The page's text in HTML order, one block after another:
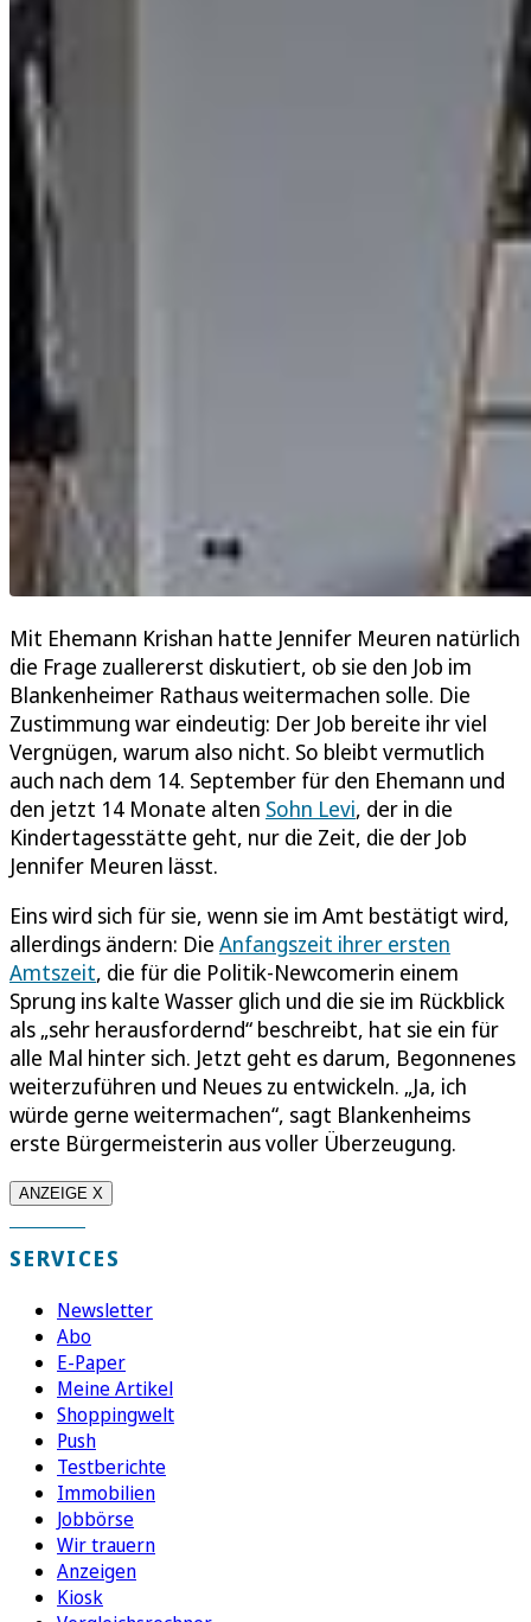
Mit Ehemann Krishan hatte Jennifer Meuren natürlich
die Frage zuallererst diskutiert, ob sie den Job im
Blankenheimer Rathaus weitermachen solle. Die
Zustimmung war eindeutig: Der Job bereite ihr viel
Vergnügen, warum also nicht. So bleibt vermutlich
auch nach dem 14. September für den Ehemann und
den jetzt 14 Monate alten Sohn Levi, der in die
Kindertagesstätte geht, nur die Zeit, die der Job
Jennifer Meuren lässt.
Eins wird sich für sie, wenn sie im Amt bestätigt wird,
allerdings ändern: Die Anfangszeit ihrer ersten
Amtszeit, die für die Politik-Newcomerin einem
Sprung ins kalte Wasser glich und die sie im Rückblick
als „sehr herausfordernd“ beschreibt, hat sie ein für
alle Mal hinter sich. Jetzt geht es darum, Begonnenes
weiterzuführen und Neues zu entwickeln. „Ja, ich
würde gerne weitermachen“, sagt Blankenheims
erste Bürgermeisterin aus voller Überzeugung.
ANZEIGE X
SERVICES
Newsletter
Abo
E-Paper
Meine Artikel
Shoppingwelt
Push
Testberichte
Immobilien
Jobbörse
Wir trauern
Anzeigen
Kiosk